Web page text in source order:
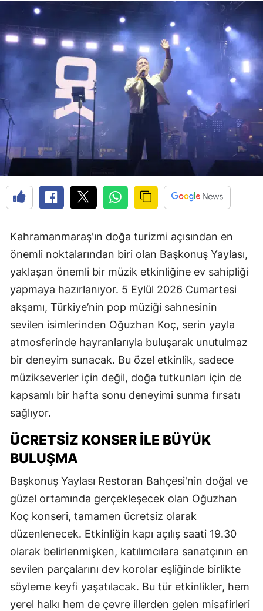
Kahramanmaraş'ın doğa turizmi açısından en
önemli noktalarından biri olan Başkonuş Yaylası,
yaklaşan önemli bir müzik etkinliğine ev sahipliği
yapmaya hazırlanıyor. 5 Eylül 2026 Cumartesi
akşamı, Türkiye’nin pop müziği sahnesinin
sevilen isimlerinden Oğuzhan Koç, serin yayla
atmosferinde hayranlarıyla buluşarak unutulmaz
bir deneyim sunacak. Bu özel etkinlik, sadece
müzikseverler için değil, doğa tutkunları için de
kapsamlı bir hafta sonu deneyimi sunma fırsatı
sağlıyor.
ÜCRETSİZ KONSER İLE BÜYÜK
BULUŞMA
Başkonuş Yaylası Restoran Bahçesi'nin doğal ve
güzel ortamında gerçekleşecek olan Oğuzhan
Koç konseri, tamamen ücretsiz olarak
düzenlenecek. Etkinliğin kapı açılış saati 19.30
olarak belirlenmişken, katılımcılara sanatçının en
sevilen parçalarını dev korolar eşliğinde birlikte
söyleme keyfi yaşatılacak. Bu tür etkinlikler, hem
yerel halkı hem de çevre illerden gelen misafirleri